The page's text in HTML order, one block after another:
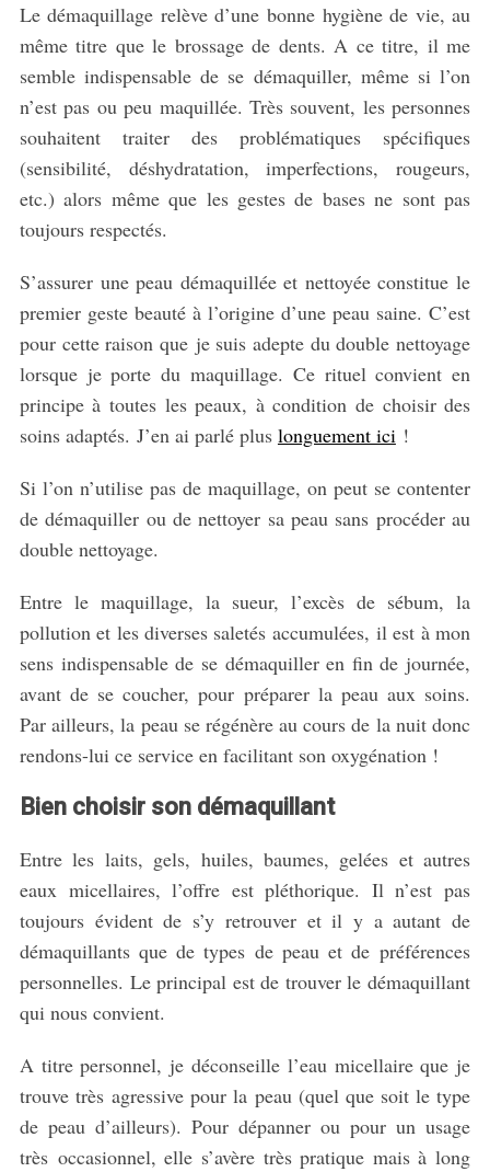
Le démaquillage relève d’une bonne hygiène de vie, au
même titre que le brossage de dents. A ce titre, il me
semble indispensable de se démaquiller, même si l’on
n’est pas ou peu maquillée. Très souvent, les personnes
souhaitent traiter des problématiques spécifiques
(sensibilité, déshydratation, imperfections, rougeurs,
etc.) alors même que les gestes de bases ne sont pas
toujours respectés.
S’assurer une peau démaquillée et nettoyée constitue le
premier geste beauté à l’origine d’une peau saine. C’est
pour cette raison que je suis adepte du double nettoyage
lorsque je porte du maquillage. Ce rituel convient en
principe à toutes les peaux, à condition de choisir des
soins adaptés. J’en ai parlé plus longuement ici!
Si l’on n’utilise pas de maquillage, on peut se contenter
de démaquiller ou de nettoyer sa peau sans procéder au
double nettoyage.
Entre le maquillage, la sueur, l’excès de sébum, la
pollution et les diverses saletés accumulées, il est à mon
sens indispensable de se démaquiller en fin de journée,
avant de se coucher, pour préparer la peau aux soins.
Par ailleurs, la peau se régénère au cours de la nuit donc
rendons-lui ce service en facilitant son oxygénation !
Bien choisir son démaquillant
Entre les laits, gels, huiles, baumes, gelées et autres
eaux micellaires, l’offre est pléthorique. Il n’est pas
toujours évident de s’y retrouver et il y a autant de
démaquillants que de types de peau et de préférences
personnelles. Le principal est de trouver le démaquillant
qui nous convient.
A titre personnel, je déconseille l’eau micellaire que je
trouve très agressive pour la peau (quel que soit le type
de peau d’ailleurs). Pour dépanner ou pour un usage
très occasionnel, elle s’avère très pratique mais à long
S
e
a
r
h
: